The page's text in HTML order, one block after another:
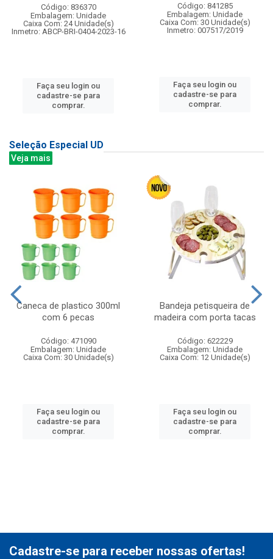
Código: 836370
Embalagem: Unidade
Caixa Com: 24 Unidade(s)
Inmetro: ABCP-BRI-0404-2023-16
Faça seu login ou
cadastre-se para
comprar.
Código: 841285
Embalagem: Unidade
Caixa Com: 30 Unidade(s)
Inmetro: 007517/2019
Faça seu login ou
cadastre-se para
comprar.
Seleção Especial UD
Veja mais
Caneca de plastico 300ml
com 6 pecas
Código: 471090
Embalagem: Unidade
Caixa Com: 30 Unidade(s)
Faça seu login ou
cadastre-se para
comprar.
Bandeja petisqueira de
madeira com porta tacas
Código: 622229
Embalagem: Unidade
Caixa Com: 12 Unidade(s)
Faça seu login ou
cadastre-se para
comprar.
Cadastre-se para receber nossas ofertas!